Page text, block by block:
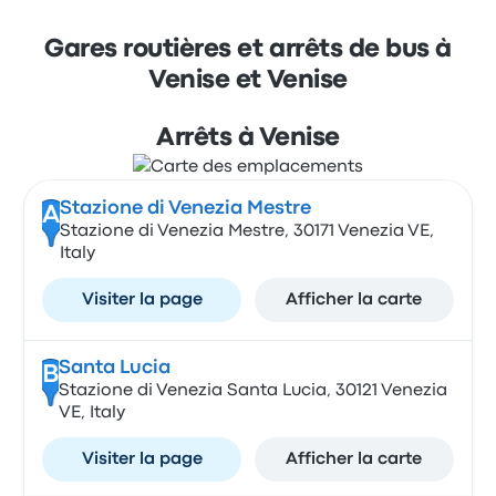
Gares routières et arrêts de bus à
Venise et Venise
Arrêts à Venise
AStazione di Venezia Mestre
Stazione di Venezia Mestre, 30171 Venezia VE,
Italy
Visiter la page Afficher la carte
BSanta Lucia
Stazione di Venezia Santa Lucia, 30121 Venezia
VE, Italy
Visiter la page Afficher la carte